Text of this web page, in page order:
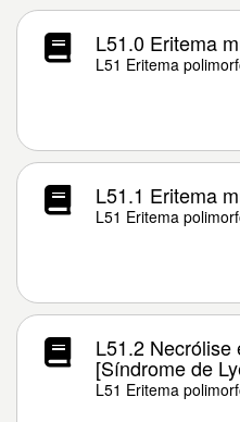
L51.0 Eritema
L51 Eritema
L51.1 Eritema
L51 Eritema
L51.2 Necrólise
[Síndrome de
L51 Eritema